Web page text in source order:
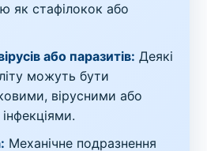
як стафілокок або
або паразитів: Деякі
можуть бути
вірусними або
Механічне подразнення